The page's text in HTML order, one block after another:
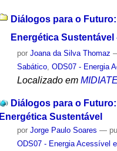
Diálogos para o
Energética Sustentável
porJoana da Silva Thomaz
Sabático,ODS07 - Energia
Localizado em
Diálogos para o
Energética Sustentável
porJorge Paulo Soares —
ODS07 - Energia Acessível